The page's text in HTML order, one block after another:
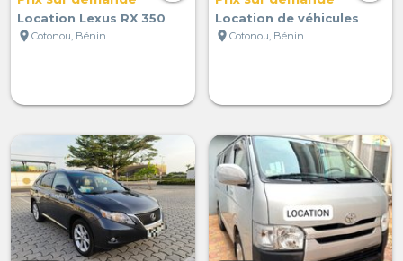
Location Lexus RX 350
location_on Cotonou, Bénin
Location de véhicules
location_on Cotonou, Bénin